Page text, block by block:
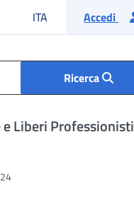
ITA Lingua italiana
Accedi
Ricerca
e Liberi Professionisti